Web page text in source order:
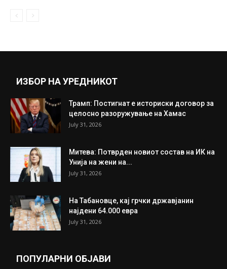
ИЗБОР НА УРЕДНИКОТ
Трамп: Постигнат е историски договор за
целосно разоружување на Хамас
July 31, 2026
Митева: Потврден новиот состав на ИК на
Унија на жени на...
July 31, 2026
На Табановце, кај грчки државјанин
најдени 64.000 евра
July 31, 2026
ПОПУЛАРНИ ОБЈАВИ